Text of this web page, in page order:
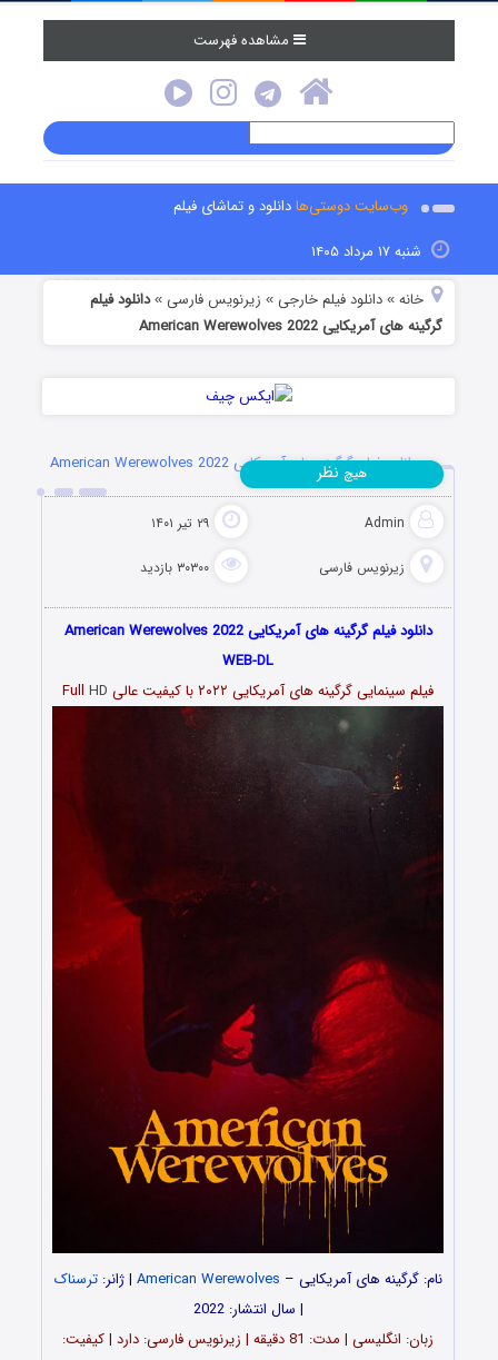
مشاهده فهرست
وب‌سایت دوستی‌هادانلود و تماشای فیلم
شنبه ۱۷ مرداد ۱۴۰۵
خانه »دانلود فیلم خارجی » زیرنویس فارسی »دانلود فیلم
گرگینه های آمریکایی American Werewolves 2022
دانلود فیلم گرگینه های آمریکایی American Werewolves 2022
Admin ۲۹ تیر ۱۴۰۱
زیرنویس فارسی ۳۰۳۰۰ بازدید
هیچ نظر
دانلود فیلم گرگینه های آمریکایی American Werewolves 2022
WEB-DL
فیلم سینمایی گرگینه های آمریکایی ۲۰۲۲ با کیفیت عالی Full
HD
نام: گرگینه های آمریکایی – American Werewolves | ژانر:ترسناک
| سال انتشار: 2022
زبان: انگلیسی | مدت‌: 81 دقیقه | زیرنویس فارسی: دارد | کیفیت: